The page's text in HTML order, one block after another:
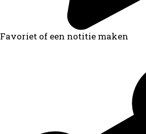
Favoriet of een notitie maken